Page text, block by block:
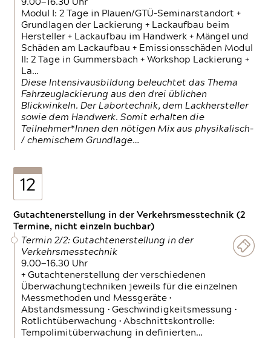
9.00—16.30 Uhr
Modul I: 2 Tage in Plauen/GTÜ-Seminarstandort +
Grundlagen der Lackierung + Lackaufbau beim
Hersteller + Lackaufbau im Handwerk + Mängel und
Schäden am Lackaufbau + Emissionsschäden Modul
II: 2 Tage in Gummersbach + Workshop Lackierung +
La…
Diese Intensivausbildung beleuchtet das Thema
Fahrzeuglackierung aus den drei üblichen
Blickwinkeln. Der Labortechnik, dem Lackhersteller
sowie dem Handwerk. Somit erhalten die
Teilnehmer*Innen den nötigen Mix aus physikalisch-
/ chemischem Grundlage…
12
Gutachtenerstellung in der Verkehrsmesstechnik (2
Termine, nicht einzeln buchbar)
Termin 2/2: Gutachtenerstellung in der
Verkehrsmesstechnik
9.00—16.30 Uhr
+ Gutachtenerstellung der verschiedenen
Überwachungtechniken jeweils für die einzelnen
Messmethoden und Messgeräte •
Abstandsmessung • Geschwindigkeitsmessung •
Rotlichtüberwachung • Abschnittskontrolle:
Tempolimitüberwachung in definierten…